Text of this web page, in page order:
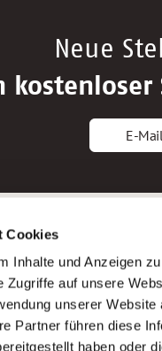
Cookies
Inhalte und Anzeigen
Zugriffe auf unsere
unserer
Partner führen diese
haben oder
Neue
kostenloser
E-
Altenpfleger*in
Krankenpfleger*in
Altenpflegehelfer*in
Erzieher*in